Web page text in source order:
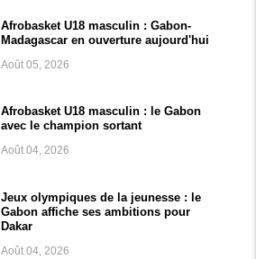
Afrobasket U18 masculin : Gabon-
Madagascar en ouverture aujourd'hui
Août 05, 2026
Afrobasket U18 masculin : le Gabon
avec le champion sortant
Août 04, 2026
Jeux olympiques de la jeunesse : le
Gabon affiche ses ambitions pour
Dakar
Août 04, 2026